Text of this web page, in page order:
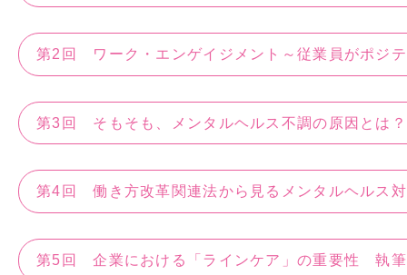
第2回 ワーク・エンゲイジメント～従業員がポ
第3回 そもそも、メンタルヘルス不調の原因と
第4回 働き方改革関連法から見るメンタルヘル
第5回 企業における「ラインケア」の重要性 執